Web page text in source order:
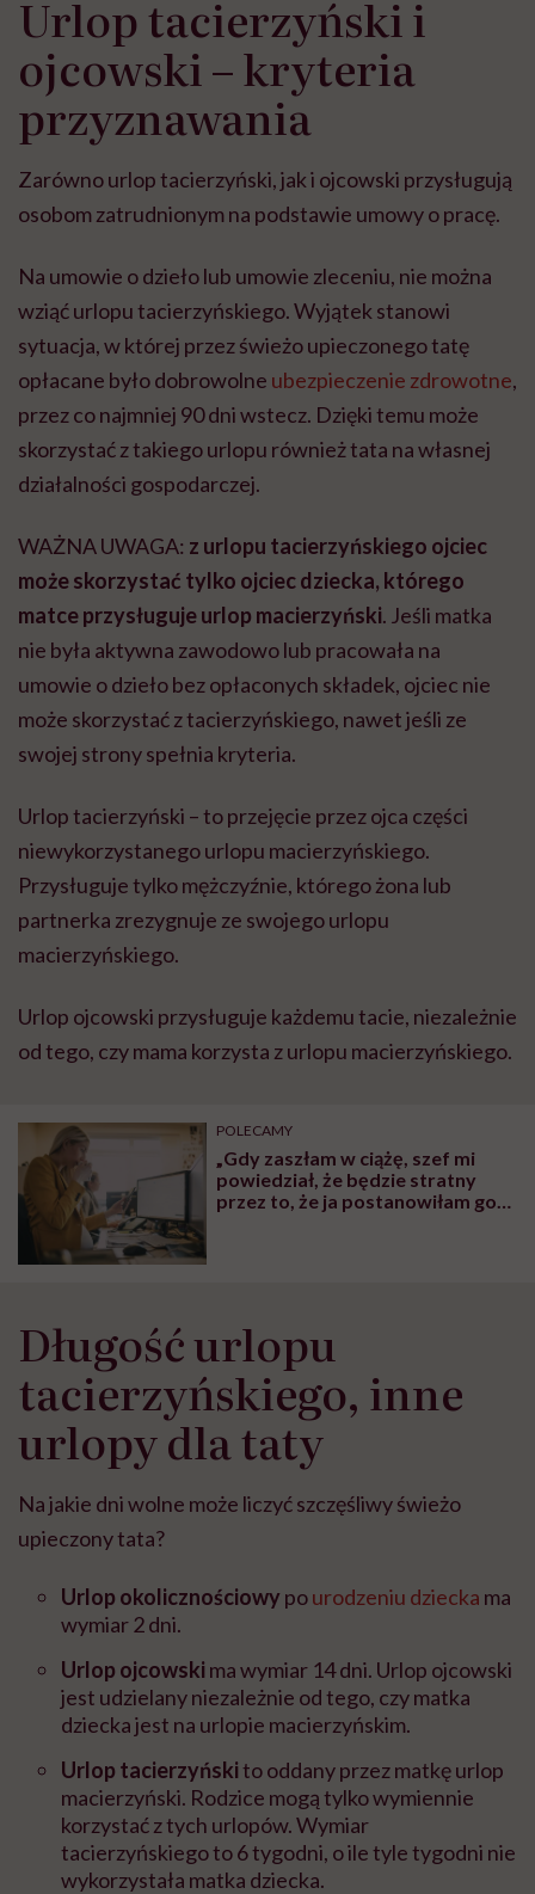
Urlop tacierzyński i
ojcowski – kryteria
przyznawania
Zarówno urlop tacierzyński, jak i ojcowski przysługują
osobom zatrudnionym na podstawie umowy o pracę.
Na umowie o dzieło lub umowie zleceniu, nie można
wziąć urlopu tacierzyńskiego. Wyjątek stanowi
sytuacja, w której przez świeżo upieczonego tatę
opłacane było dobrowolne ubezpieczenie zdrowotne,
przez co najmniej 90 dni wstecz. Dzięki temu może
skorzystać z takiego urlopu również tata na własnej
działalności gospodarczej.
WAŻNA UWAGA: z urlopu tacierzyńskiego ojciec
może skorzystać tylko ojciec dziecka, którego
matce przysługuje urlop macierzyński. Jeśli matka
nie była aktywna zawodowo lub pracowała na
umowie o dzieło bez opłaconych składek, ojciec nie
może skorzystać z tacierzyńskiego, nawet jeśli ze
swojej strony spełnia kryteria.
Urlop tacierzyński – to przejęcie przez ojca części
niewykorzystanego urlopu macierzyńskiego.
Przysługuje tylko mężczyźnie, którego żona lub
partnerka zrezygnuje ze swojego urlopu
macierzyńskiego.
Urlop ojcowski przysługuje każdemu tacie, niezależnie
od tego, czy mama korzysta z urlopu macierzyńskiego.
POLECAMY
„Gdy zaszłam w ciążę, szef mi
powiedział, że będzie stratny
przez to, że ja postanowiłam go
Długość urlopu
tacierzyńskiego, inne
urlopy dla taty
Na jakie dni wolne może liczyć szczęśliwy świeżo
upieczony tata?
Urlop okolicznościowy pourodzeniu dziecka ma
wymiar 2 dni.
Urlop ojcowski ma wymiar 14 dni. Urlop ojcowski
jest udzielany niezależnie od tego, czy matka
dziecka jest na urlopie macierzyńskim.
Urlop tacierzyńskito oddany przez matkę urlop
macierzyński. Rodzice mogą tylko wymiennie
korzystać z tych urlopów. Wymiar
tacierzyńskiego to 6 tygodni, o ile tyle tygodni nie
wykorzystała matka dziecka.